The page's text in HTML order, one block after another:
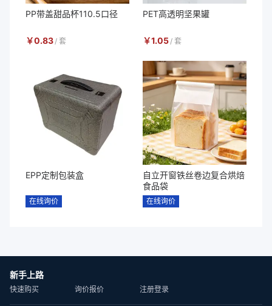
PP带盖甜品杯110.5口径
￥0.83 / 套
PET高透明坚果罐
￥1.05 / 套
EPP定制包装盒
在线询价
自立开窗铁丝卷边复合烘焙
食品袋
在线询价
新手上路
快速购买 询价报价 注册登录